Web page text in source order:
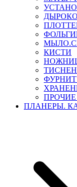
КИСТИ
ПРОЧИЕ
ПЛАНЕРЫ.